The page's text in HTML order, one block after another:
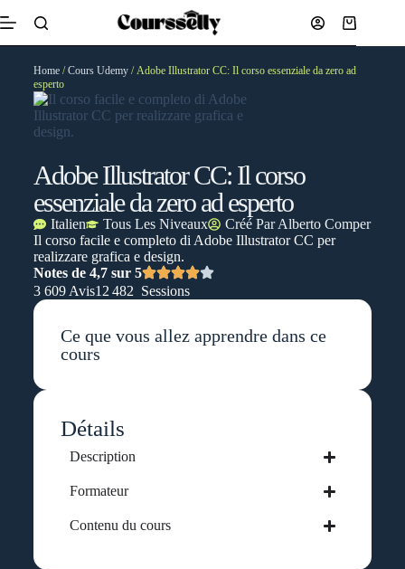
Home/Cours Udemy/ Adobe Illustrator CC: Il corso essenziale da zero ad
esperto
Adobe Illustrator CC: Il corso
essenziale da zero ad esperto
Italien Tous Les Niveaux Créé ParAlberto Comper
Il corso facile e completo di Adobe Illustrator CC per
realizzare grafica e design.
Notes de 4,7 sur 5
3 609 Avis12 482 Sessions
Ce que vous allez apprendre dans ce
cours
Détails
Description
Formateur
Contenu du cours